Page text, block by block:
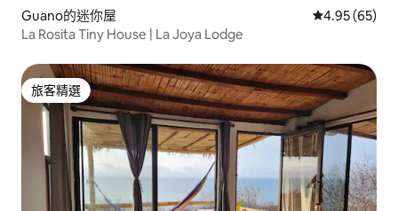
Guano的迷你屋 從 65 則評價
4.95 (65)
La Rosita Tiny House | La Joya Lodge
旅客精選
旅客精選